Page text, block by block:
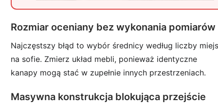
Rozmiar oceniany bez wykonania pomiarów
Najczęstszy błąd to wybór średnicy według liczby
na sofie. Zmierz układ mebli, ponieważ identyczne
kanapy mogą stać w zupełnie innych przestrzeniach.
Masywna konstrukcja blokująca przejście